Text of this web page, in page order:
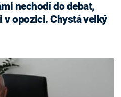
nechodí do debat,
v opozici. Chystá velký